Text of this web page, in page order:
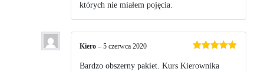
których nie miałem pojęcia.
na 5
Kiero – 5 czerwca 2020
Bardzo obszerny pakiet. Kurs Kierownika